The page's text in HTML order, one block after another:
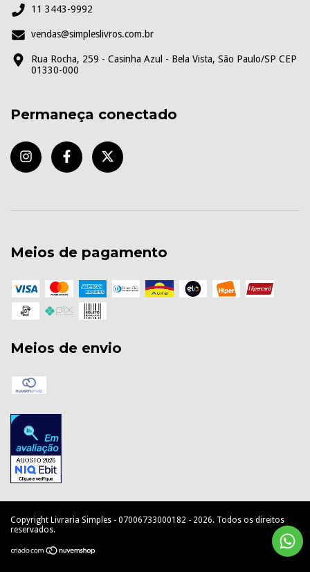
11 3443-9992
vendas@simpleslivros.com.br
Rua Rocha, 259 - Casinha Azul - Bela Vista, São Paulo/SP CEP
01330-000
Permaneça conectado
Meios de pagamento
Meios de envio
Copyright Livraria Simples - 07006733000182 - 2026. Todos os direitos
reservados.